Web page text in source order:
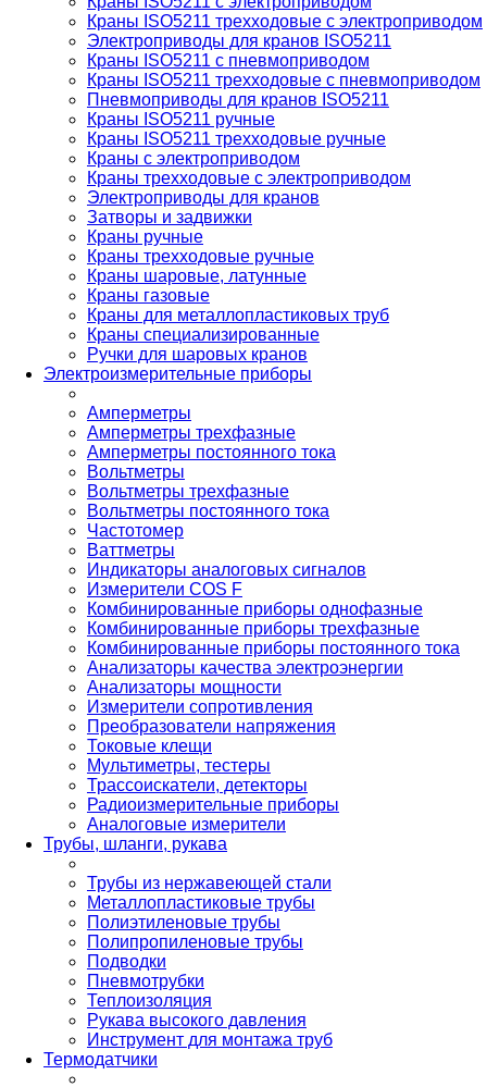
Краны ISO5211 трехходовые с электроприводом
Электроприводы для кранов ISO5211
Краны ISO5211 с пневмоприводом
Краны ISO5211 трехходовые с пневмоприводом
Пневмоприводы для кранов ISO5211
Краны ISO5211 ручные
Краны ISO5211 трехходовые ручные
Краны с электроприводом
Краны трехходовые с электроприводом
Электроприводы для кранов
Затворы и задвижки
Краны ручные
Краны трехходовые ручные
Краны шаровые, латунные
Краны газовые
Краны для металлопластиковых труб
Краны специализированные
Ручки для шаровых кранов
Электроизмерительные приборы
Амперметры
Амперметры трехфазные
Амперметры постоянного тока
Вольтметры
Вольтметры трехфазные
Вольтметры постоянного тока
Частотомер
Ваттметры
Индикаторы аналоговых сигналов
Измерители COS F
Комбинированные приборы однофазные
Комбинированные приборы трехфазные
Комбинированные приборы постоянного тока
Анализаторы качества электроэнергии
Анализаторы мощности
Измерители сопротивления
Преобразователи напряжения
Токовые клещи
Мультиметры, тестеры
Трассоискатели, детекторы
Радиоизмерительные приборы
Аналоговые измерители
Трубы, шланги, рукава
Трубы из нержавеющей стали
Металлопластиковые трубы
Полиэтиленовые трубы
Полипропиленовые трубы
Подводки
Пневмотрубки
Теплоизоляция
Рукава высокого давления
Инструмент для монтажа труб
Термодатчики